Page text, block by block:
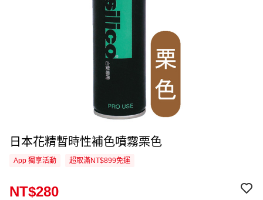
日本花精暫時性補色噴霧栗色
App 獨享活動 超取滿NT$899免運
NT$280